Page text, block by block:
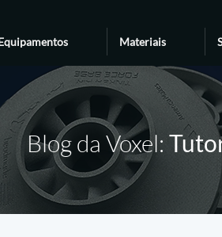
Materiais
Blog da Voxel: